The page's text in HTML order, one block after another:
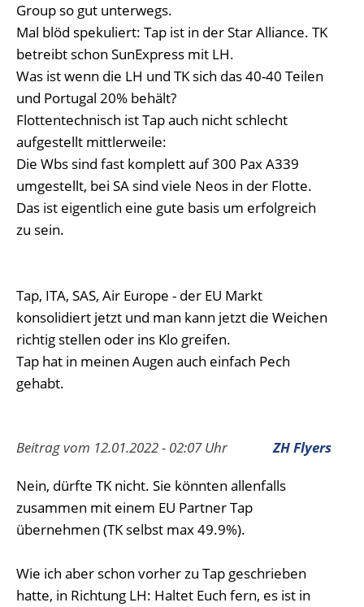
Group so gut unterwegs.
Mal blöd spekuliert: Tap ist in der Star Alliance. TK
betreibt schon SunExpress mit LH.
Was ist wenn die LH und TK sich das 40-40 Teilen
und Portugal 20% behält?
Flottentechnisch ist Tap auch nicht schlecht
aufgestellt mittlerweile:
Die Wbs sind fast komplett auf 300 Pax A339
umgestellt, bei SA sind viele Neos in der Flotte.
Das ist eigentlich eine gute basis um erfolgreich
zu sein.
Tap, ITA, SAS, Air Europe - der EU Markt
konsolidiert jetzt und man kann jetzt die Weichen
richtig stellen oder ins Klo greifen.
Tap hat in meinen Augen auch einfach Pech
gehabt.
Beitrag vom 12.01.2022 - 02:07 Uhr ZH Flyers
Nein, dürfte TK nicht. Sie könnten allenfalls
zusammen mit einem EU Partner Tap
übernehmen (TK selbst max 49.9%).
Wie ich aber schon vorher zu Tap geschrieben
hatte, in Richtung LH: Haltet Euch fern, es ist in